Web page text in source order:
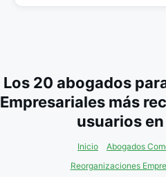
Los 20 abogados
Empresariales más
usuarios
Inicio
Abogados
Reorganizaciones